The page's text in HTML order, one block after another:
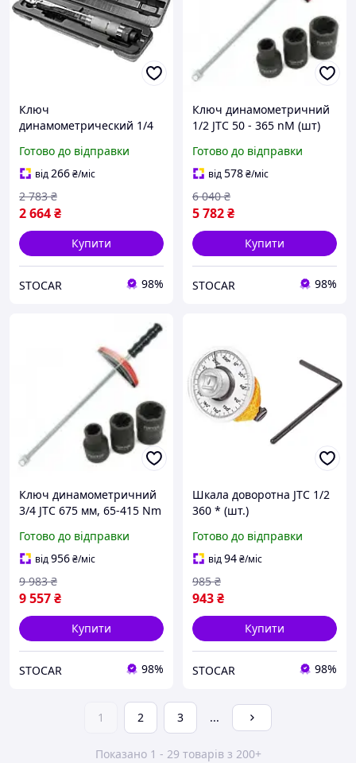
Ключ
динамометрический 1/4
Готово до відправки
від266₴/міс
2 664₴
2 783 ₴
Купити
STOCAR 98%
Ключ динамометричний
1/2 JTC 50 - 365 nM (шт)
Готово до відправки
від578₴/міс
5 782₴
6 040 ₴
Купити
STOCAR 98%
Ключ динамометричний
3/4 JTC 675 мм, 65-415 Nm
Готово до відправки
від956₴/міс
9 557₴
9 983 ₴
Купити
STOCAR 98%
Шкала доворотна JTC 1/2
360 * (шт.)
Готово до відправки
від94₴/міс
943₴
985 ₴
Купити
STOCAR 98%
1 2 3 ...
Показано 1 - 29 товарів з 200+